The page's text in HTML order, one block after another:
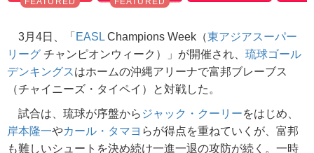
3月4日、「 EASL Champions Week（東アジアスーパー
リーグ チャンピオンウィーク）」が開催され、 琉球ゴール
デンキングスはホームの沖縄アリーナで富邦ブレーブス
（チャイニーズ・タイペイ）と対戦した。
試合は、琉球が序盤から ジャック・クーリーをはじめ、
岸本隆一やカール・タマヨ らが得点を重ねていくが、富邦
も難しいシュートを決め続け一進一退の攻防が続く。一時